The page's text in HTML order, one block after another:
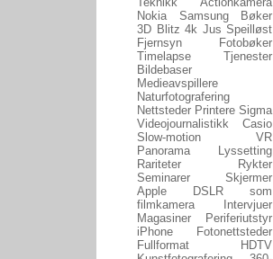
Nokia
Samsung
Bøker
3D Blitz 4k Jus Speilløst
Fjernsyn
Fotobøker
Timelapse
Tjenester
Bildebaser
Medieavspillere
Naturfotografering
Nettsteder Printere Sigma
Videojournalistikk
Casio
Slow-motion
VR
Panorama
Lyssetting
Rariteter
Rykter
Seminarer
Skjermer
Apple
DSLR som
filmkamera
Intervjuer
Magasiner
Periferiutstyr
iPhone
Fotonettsteder
Fullformat
HDTV